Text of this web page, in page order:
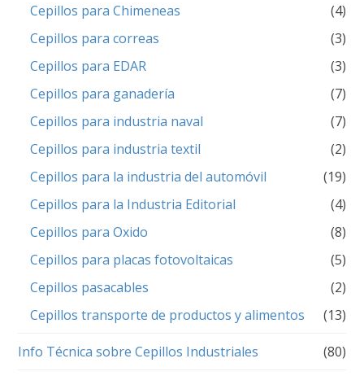
Cepillos para Chimeneas
(4)
Cepillos para correas
(3)
Cepillos para EDAR
(3)
Cepillos para ganadería
(7)
Cepillos para industria naval
(7)
Cepillos para industria textil
(2)
Cepillos para la industria del automóvil
(19)
Cepillos para la Industria Editorial
(4)
Cepillos para Oxido
(8)
Cepillos para placas fotovoltaicas
(5)
Cepillos pasacables
(2)
Cepillos transporte de productos y alimentos
(13)
Info Técnica sobre Cepillos Industriales (80)